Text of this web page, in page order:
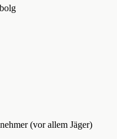
(vor allem Jäger)